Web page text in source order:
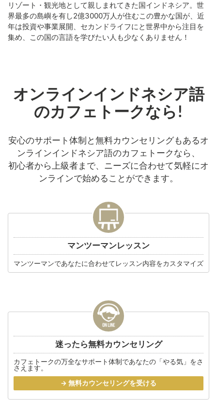
リゾート・観光地として親しまれてきた国インドネシア。世
界最多の島嶼を有し2億3000万人が住むこの豊かな国が、近
年は投資や事業展開、セカンドライフにと世界中から注目を
集め、この国の言語を学びたい人も少なくありません！
オンラインインドネシア語
のカフェトークなら!
安心のサポート体制と無料カウンセリングもあるオ
ンラインインドネシア語のカフェトークなら、
初心者から上級者まで、ニーズに合わせて気軽にオ
ンラインで始めることができます。
マンツーマンレッスン
マンツーマンであなたに合わせてレッスン内容をカスタマイズ
迷ったら無料カウンセリング
カフェトークの万全なサポート体制であなたの「やる気」をさ
さえます。
→ 無料カウンセリングを受ける